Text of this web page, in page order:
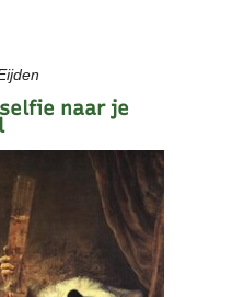
naar je